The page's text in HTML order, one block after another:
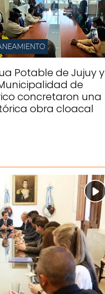
Potable de Jujuy y
de
concretaron una
obra cloacal